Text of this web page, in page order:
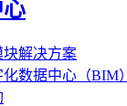
块解决方案
数据中心（BIM）